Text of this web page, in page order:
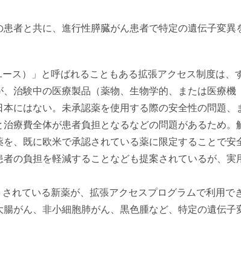
者と共に、進行性膵臓がん患者で特定の遺伝子変異
ス）」と呼ばれることもある拡張アクセス制度は、
治験中の医療製品（薬物、生物学的、または医療機
にはない。未承認薬を使用する際の安全性の問題、
療費全体が患者負担となるなどの問題があるため。
、既に欧米で承認されている薬に限定することで安
の負担を軽減することなども提案されているが、実
れている新薬が、拡張アクセスプログラムで利用で
がん、非小細胞肺がん、黒色腫など、特定の遺伝子